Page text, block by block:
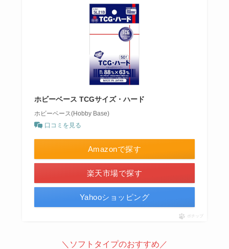
ホビーベース TCGサイズ・ハード
ホビーベース(Hobby Base)
口コミを見る
Amazonで探す
楽天市場で探す
Yahooショッピング
ポチップ
＼ソフトタイプのおすすめ／